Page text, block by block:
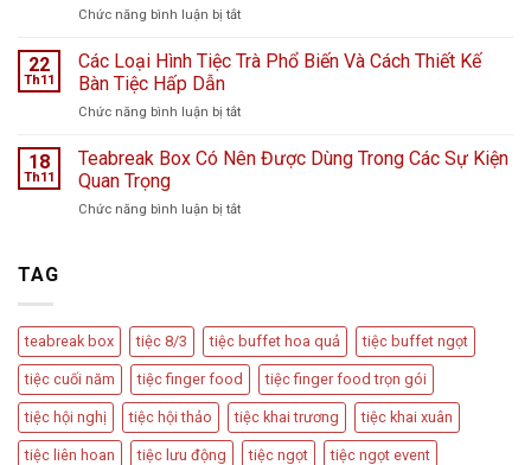
ngày
bão
chuyện
Cầu
Cửa
nước
Perfume
Chức năng bình luận bị tắtở
Bày
Tiệc
Đãi
Ngọt
22
Th11
Các Loại Hình Tiệc Trà Phổ Biến Và Cách Thiết Kế
Bàn Tiệc Hấp Dẫn
Chức năng bình luận bị tắtở
Loại
Trà
Kế
Bàn
Tiệc
Hấp
Dẫn
18
Th11
Teabreak Box Có Nên Được Dùng Trong Các Sự Kiện
Quan Trọng
Chức năng bình luận bị tắtở
Dùng
Trong
Các
Sự
Kiện
Quan
Trọng
TAG
teabreak box tiệc 8/3 tiệc buffet hoa quả tiệc buffet ngọt
tiệc cuối năm tiệc finger food tiệc finger food trọn gói
tiệc hội nghị tiệc hội thảo tiệc khai trương tiệc khai xuân
tiệc liên hoan tiệc lưu động tiệc ngọt tiệc ngọt event